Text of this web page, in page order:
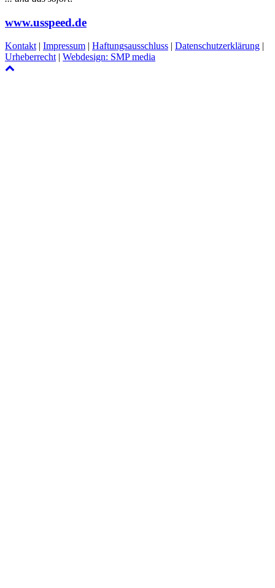
www.usspeed.de
Kontakt | Impressum | Haftungsausschluss | Datenschutzerklärung |
Urheberrecht | Webdesign: SMP media